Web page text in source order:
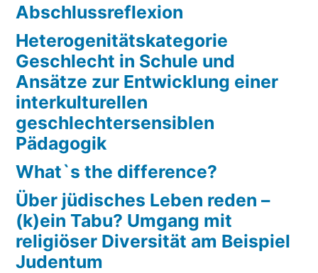
Abschlussreflexion
Heterogenitätskategorie
Geschlecht in Schule und
Ansätze zur Entwicklung einer
interkulturellen
geschlechtersensiblen
Pädagogik
What`s the difference?
Über jüdisches Leben reden –
(k)ein Tabu? Umgang mit
religiöser Diversität am Beispiel
Judentum